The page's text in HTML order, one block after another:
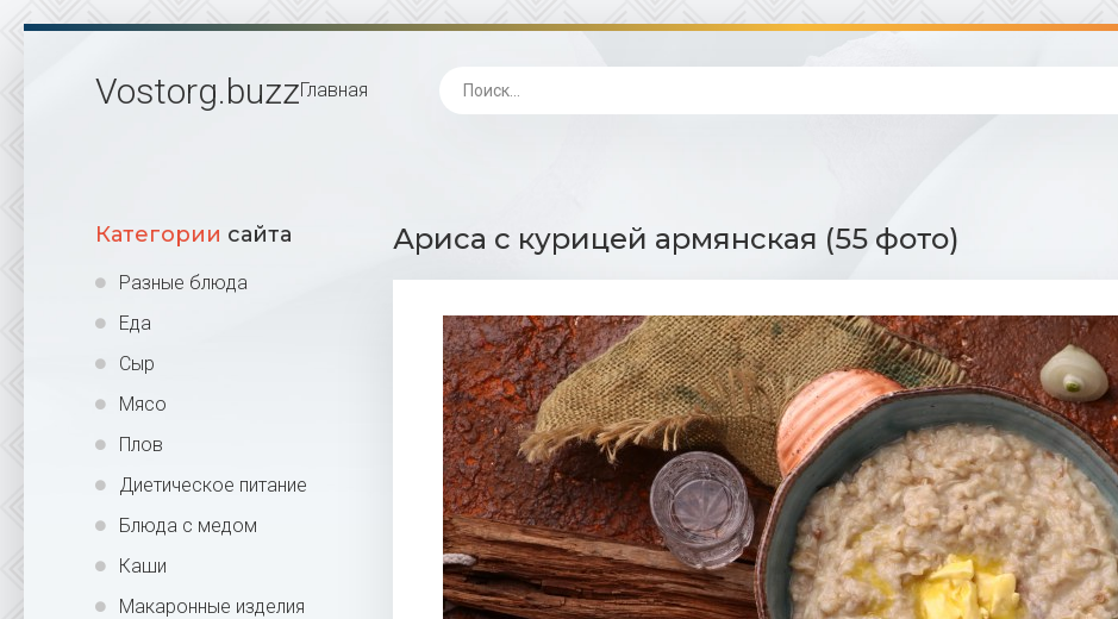
Vostorg.buzzГлавная
Категории сайта
Разные блюда
Еда
Сыр
Мясо
Плов
Диетическое питание
Блюда с медом
Каши
Макаронные изделия
Ариса с курицей армянская (55 фото)